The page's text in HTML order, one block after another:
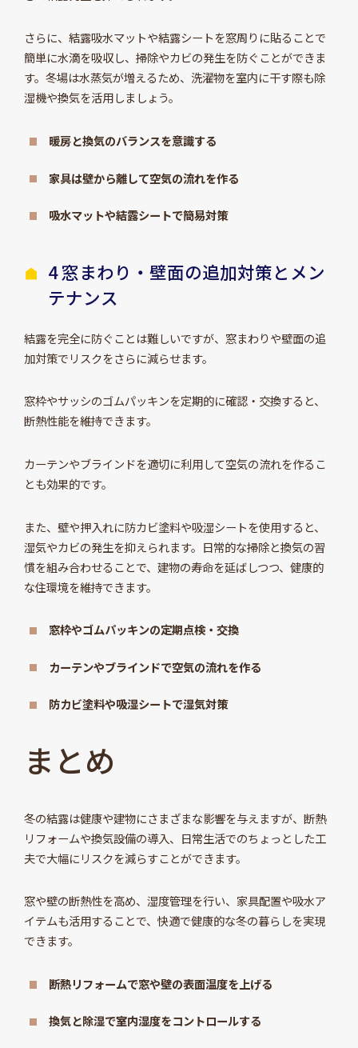
さらに、結露吸水マットや結露シートを窓周りに貼ることで
簡単に水滴を吸収し、掃除やカビの発生を防ぐことができま
す。冬場は水蒸気が増えるため、洗濯物を室内に干す際も除
湿機や換気を活用しましょう。
暖房と換気のバランスを意識する
家具は壁から離して空気の流れを作る
吸水マットや結露シートで簡易対策
4 窓まわり・壁面の追加対策とメン
テナンス
結露を完全に防ぐことは難しいですが、窓まわりや壁面の追
加対策でリスクをさらに減らせます。
窓枠やサッシのゴムパッキンを定期的に確認・交換すると、
断熱性能を維持できます。
カーテンやブラインドを適切に利用して空気の流れを作るこ
とも効果的です。
また、壁や押入れに防カビ塗料や吸湿シートを使用すると、
湿気やカビの発生を抑えられます。日常的な掃除と換気の習
慣を組み合わせることで、建物の寿命を延ばしつつ、健康的
な住環境を維持できます。
窓枠やゴムパッキンの定期点検・交換
カーテンやブラインドで空気の流れを作る
防カビ塗料や吸湿シートで湿気対策
まとめ
冬の結露は健康や建物にさまざまな影響を与えますが、断熱
リフォームや換気設備の導入、日常生活でのちょっとした工
夫で大幅にリスクを減らすことができます。
窓や壁の断熱性を高め、湿度管理を行い、家具配置や吸水ア
イテムも活用することで、快適で健康的な冬の暮らしを実現
できます。
断熱リフォームで窓や壁の表面温度を上げる
換気と除湿で室内湿度をコントロールする